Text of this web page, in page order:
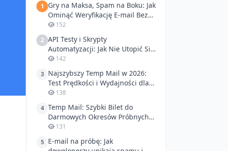
1
Gry na Maksa, Spam na Boku: Jak
Ominąć Weryfikację E-mail Bez
Nerwów
152
2 API Testy i Skrypty
Automatyzacji: Jak Nie Utopić Się
w Spamie?
142
3 Najszybszy Temp Mail w 2026:
Test Prędkości i Wydajności dla
Deweloperów
138
4 Temp Mail: Szybki Bilet do
Darmowych Okresów Próbnych
Streamingu (i Nie Tylko!)
131
5 E-mail na próbę: Jak